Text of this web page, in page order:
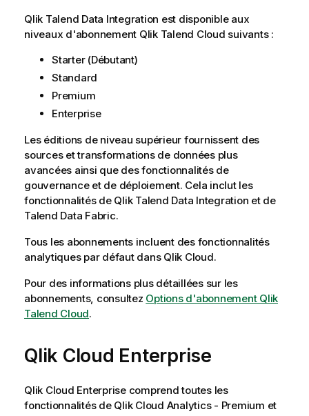
Qlik Talend Data Integration est disponible aux
niveaux d'abonnement Qlik Talend Cloud suivants :
Starter (Débutant)
Standard
Premium
Enterprise
Les éditions de niveau supérieur fournissent des
sources et transformations de données plus
avancées ainsi que des fonctionnalités de
gouvernance et de déploiement. Cela inclut les
fonctionnalités de Qlik Talend Data Integration et de
Talend Data Fabric.
Tous les abonnements incluent des fonctionnalités
analytiques par défaut dans Qlik Cloud.
Pour des informations plus détaillées sur les
abonnements, consultez Options d'abonnement Qlik
Talend Cloud.
Qlik Cloud Enterprise
Qlik Cloud Enterprisecomprend toutes les
fonctionnalités de Qlik Cloud Analytics - Premium et